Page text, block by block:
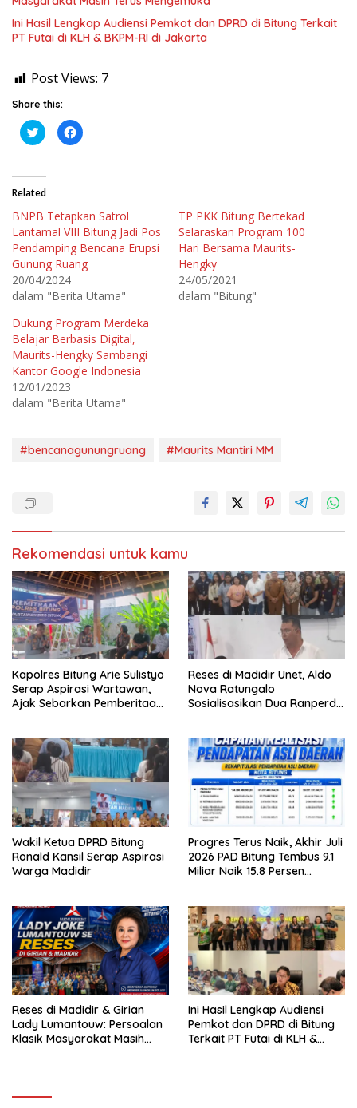
Ini Hasil Lengkap Audiensi Pemkot dan DPRD di Bitung Terkait
PT Futai di KLH & BKPM-RI di Jakarta
Post Views: 7
Share this:
K
l
n
u
b
r
b
a
g
i
p
a
d
T
w
i
t
t
e
r
(
M
e
k
a
l
y
a
n
g
b
a
r
u
)
K
l
m
e
m
b
a
g
a
n
i
F
a
c
e
b
o
k
(
b
u
d
l
a
y
a
n
g
b
a
r
u
)
Related
BNPB Tetapkan Satrol
Lantamal VIII Bitung Jadi Pos
Pendamping Bencana Erupsi
Gunung Ruang
20/04/2024
dalam "Berita Utama"
TP PKK Bitung Bertekad
Selaraskan Program 100
Hari Bersama Maurits-
Hengky
24/05/2021
dalam "Bitung"
Dukung Program Merdeka
Belajar Berbasis Digital,
Maurits-Hengky Sambangi
Kantor Google Indonesia
12/01/2023
dalam "Berita Utama"
#bencanagunungruang #Maurits Mantiri MM
Rekomendasi untuk kamu
Kapolres Bitung Arie Sulistyo
Serap Aspirasi Wartawan,
Ajak Sebarkan Pemberitaan
Reses di Madidir Unet, Aldo
Nova Ratungalo
Sosialisasikan Dua Ranperda
Wakil Ketua DPRD Bitung
Ronald Kansil Serap Aspirasi
Warga Madidir
Progres Terus Naik, Akhir Juli
2026 PAD Bitung Tembus 9.1
Miliar Naik 15.8 Persen
Reses di Madidir & Girian
Lady Lumantouw: Persoalan
Klasik Masyarakat Masih
Ini Hasil Lengkap Audiensi
Pemkot dan DPRD di Bitung
Terkait PT Futai di KLH &